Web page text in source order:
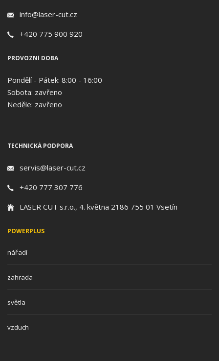
info@laser-cut.cz
+420 775 900 920
PROVOZNÍ DOBA
Pondělí - Pátek: 8:00 - 16:00
Sobota: zavřeno
Neděle: zavřeno
TECHNICKÁ PODPORA
servis@laser-cut.cz
+420 777 307 776
LASER CUT s.r.o., 4. května 2186 755 01 Vsetín
POWERPLUS
nářadí
zahrada
světla
vzduch